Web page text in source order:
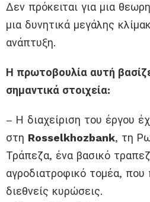
Δεν πρόκειται για μια
μια δυνητικά μεγάλης
ανάπτυξη.
Η πρωτοβουλία αυτή
σημαντικά στοιχεία:
– Η διαχείριση του έργου
στη Rosselkhozbank, τη
Τράπεζα, ένα βασικό
αγροδιατροφικό τομέα, που
διεθνείς κυρώσεις.